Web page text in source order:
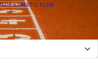
ATHLETIC CLUB